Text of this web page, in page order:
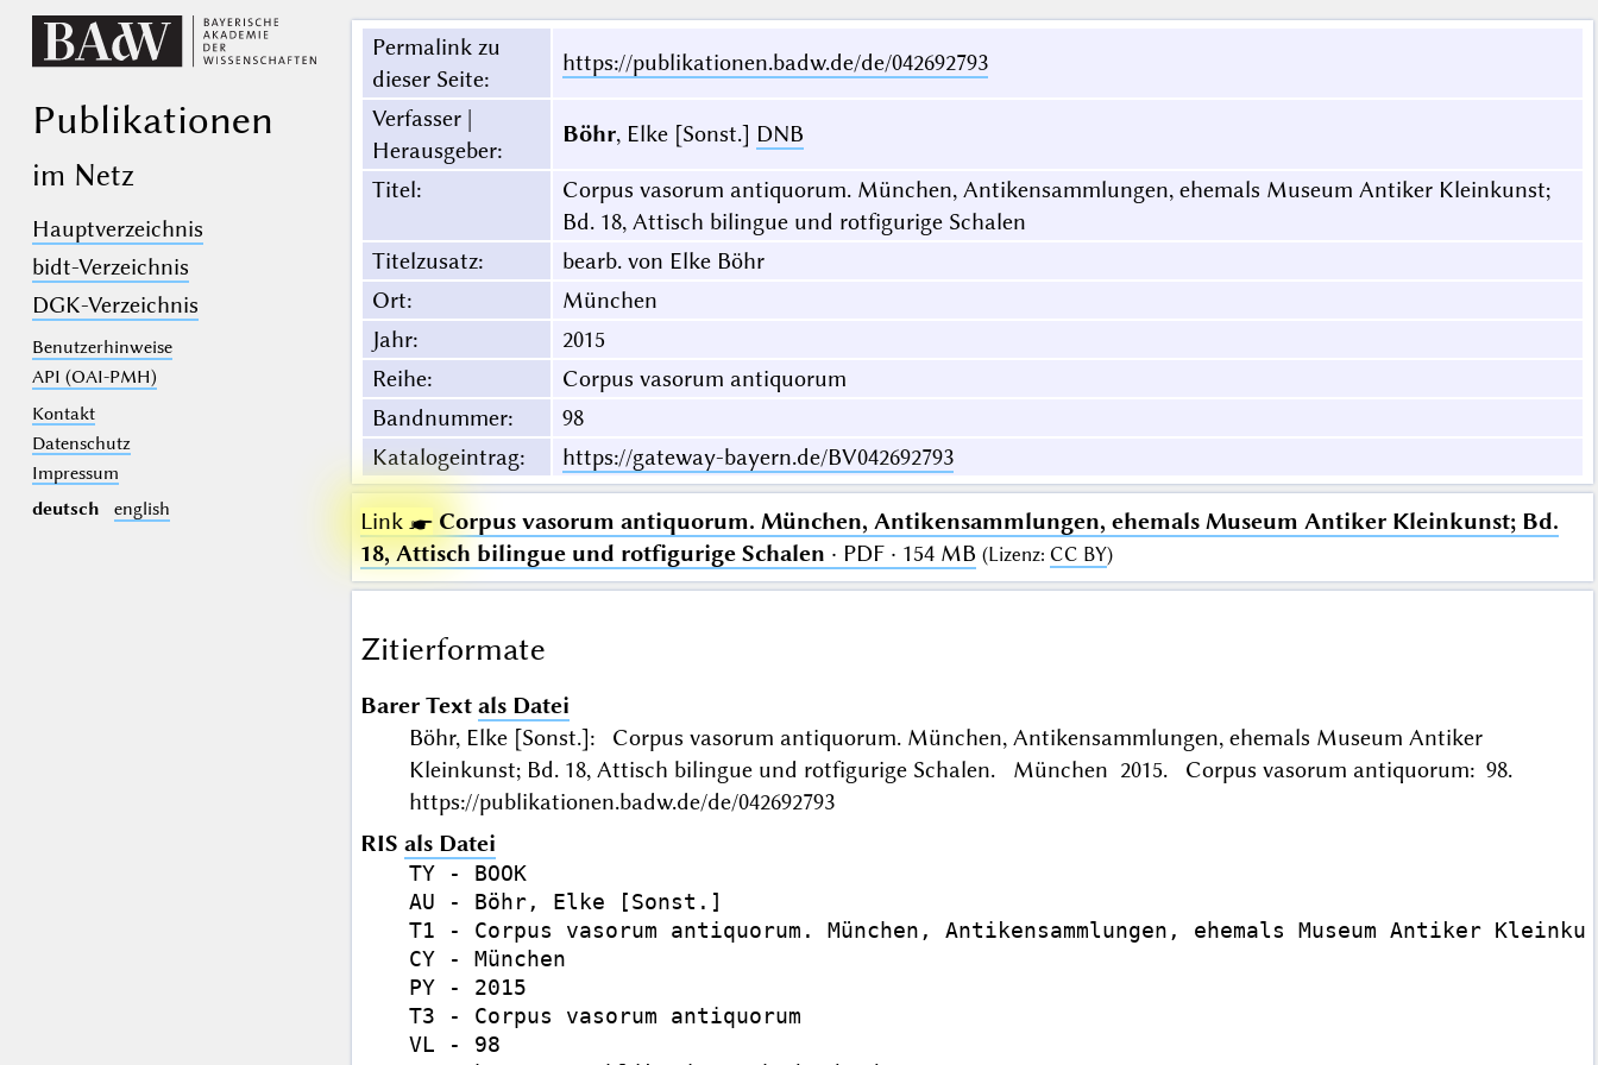
Publikationen
im Netz
Hauptverzeichnis
bidt-Verzeichnis
DGK-Verzeichnis
Benutzerhinweise
API (OAI-PMH)
Kontakt
Datenschutz
Impressum
deutsch
english
Permalink zu
dieser Seite:
https://publikationen.badw.de/de/042692793
Verfasser |
Herausgeber:
Böhr, Elke [Sonst.] DNB
Titel:
Corpus vasorum antiquorum. München, Antikensammlungen, ehemals Museum Antiker Kleinkunst;
Bd. 18, Attisch bilingue und rotfigurige Schalen
Titelzusatz:
bearb. von Elke Böhr
Ort:
München
Jahr:
2015
Reihe:
Corpus vasorum antiquorum
Bandnummer:
98
Katalogeintrag: https://gateway-bayern.de/BV042692793
Link ☛ Corpus vasorum antiquorum. München, Antikensammlungen, ehemals Museum Antiker Kleinkunst; Bd.
18, Attisch bilingue und rotfigurige Schalen · PDF · 154 MB (Lizenz: CC BY)
Zitierformate
Barer Text als Datei
Böhr, Elke [Sonst.]: Corpus vasorum antiquorum. München, Antikensammlungen, ehemals Museum Antiker
Kleinkunst; Bd. 18, Attisch bilingue und rotfigurige Schalen. München 2015. Corpus vasorum antiquorum: 98.
https://publikationen.badw.de/de/042692793
RIS als Datei
TY - BOOK
AU - Böhr, Elke [Sonst.]
T1 - Corpus vasorum antiquorum. München, Antikensammlungen, ehemals Museum Antiker
CY - München
PY - 2015
T3 - Corpus vasorum antiquorum
VL - 98